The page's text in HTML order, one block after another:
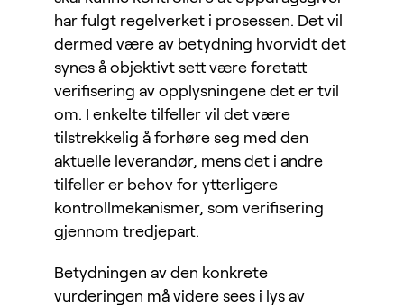
har fulgt regelverket i prosessen. Det vil
dermed være av betydning hvorvidt det
synes å objektivt sett være foretatt
verifisering av opplysningene det er tvil
om. I enkelte tilfeller vil det være
tilstrekkelig å forhøre seg med den
aktuelle leverandør, mens det i andre
tilfeller er behov for ytterligere
kontrollmekanismer, som verifisering
gjennom tredjepart.
Betydningen av den konkrete
vurderingen må videre sees i lys av